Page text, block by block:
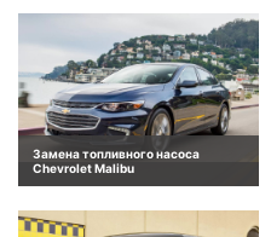
Замена топливного насоса
Chevrolet Malibu